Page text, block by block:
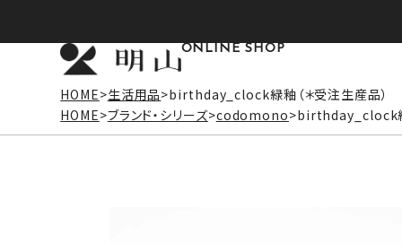
ONLINE SHOP
HOME 生活用品 birthday_clock緑釉（＊受注生産品）
HOME ブランド・シリーズ codomono birthday_clock緑